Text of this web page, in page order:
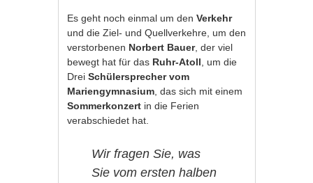
Es geht noch einmal um denVerkehr
und die Ziel- und Quellverkehre, um den
verstorbenen Norbert Bauer, der viel
bewegt hat für das Ruhr-Atoll , um die
DreiSchülersprecher vom
Mariengymnasium , das sich mit einem
Sommerkonzert in die Ferien
verabschiedet hat.
Wir fragen Sie, was
Sie vom ersten halben